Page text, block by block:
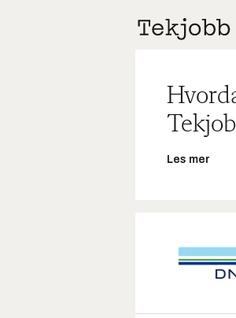
Les mer